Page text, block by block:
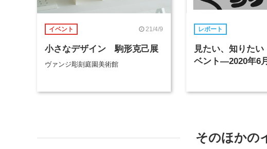
イベント 21/4/9
小さなデザイン 駒形克己展
ヴァンジ彫刻庭園美術館
レポート
見たい、知りたい
ベント―2020年6月
そのほかの